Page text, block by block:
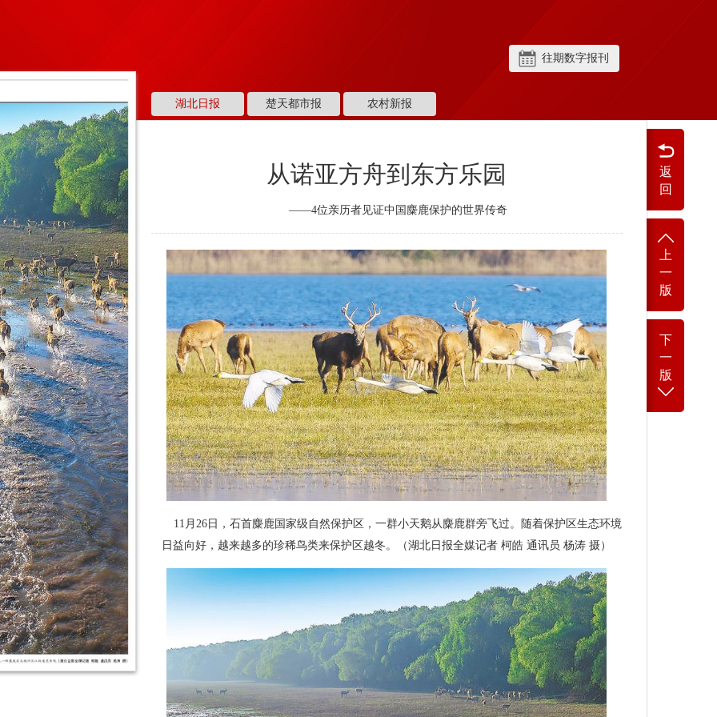
往期数字报刊
返
回
上
一
版
下
一
版
湖北日报 楚天都市报 农村新报
从诺亚方舟到东方乐园
——4位亲历者见证中国麋鹿保护的世界传奇
11月26日，石首麋鹿国家级自然保护区，一群小天鹅从麋鹿群旁飞过。随着保护区生态环境
日益向好，越来越多的珍稀鸟类来保护区越冬。（湖北日报全媒记者 柯皓 通讯员 杨涛 摄）